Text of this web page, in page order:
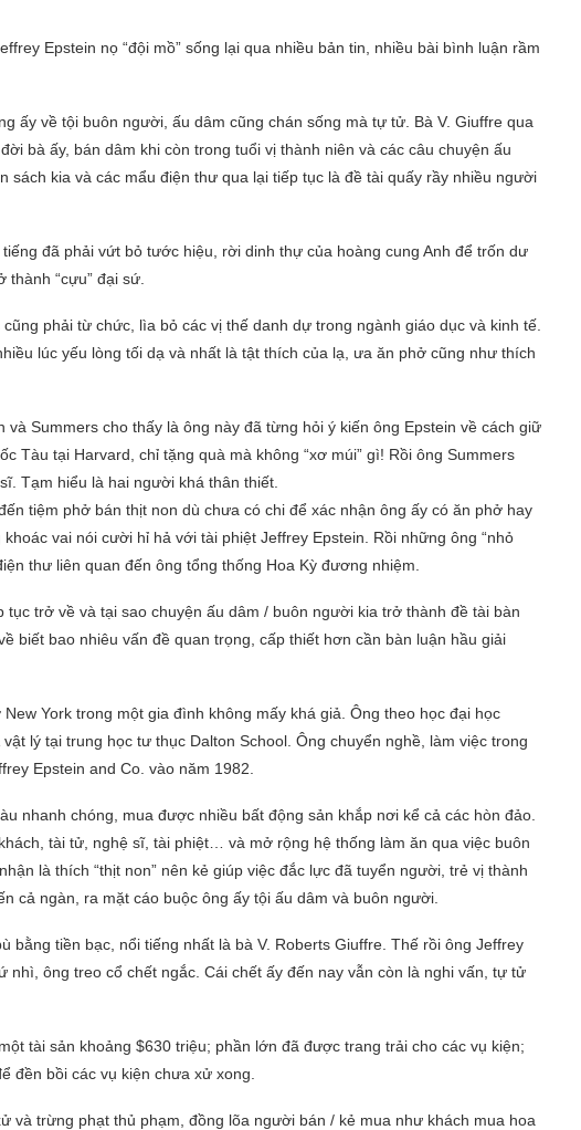
Epstein nọ “đội mồ” sống lại qua nhiều bản tin, nhiều bài bình luận rầm
ấy về tội buôn người, ấu dâm cũng chán sống mà tự tử. Bà V. Giuffre qua
bà ấy, bán dâm khi còn trong tuổi vị thành niên và các câu chuyện ấu
sách kia và các mẩu điện thư qua lại tiếp tục là đề tài quấy rầy nhiều người
đã phải vứt bỏ tước hiệu, rời dinh thự của hoàng cung Anh để trốn dư
“cựu” đại sứ.
phải từ chức, lìa bỏ các vị thế danh dự trong ngành giáo dục và kinh tế.
lúc yếu lòng tối dạ và nhất là tật thích của lạ, ưa ăn phở cũng như thích
Summers cho thấy là ông này đã từng hỏi ý kiến ông Epstein về cách giữ
Tàu tại Harvard, chỉ tặng quà mà không “xơ múi” gì! Rồi ông Summers
Tạm hiểu là hai người khá thân thiết.
tiệm phở bán thịt non dù chưa có chi để xác nhận ông ấy có ăn phở hay
vai nói cười hỉ hả với tài phiệt Jeffrey Epstein. Rồi những ông “nhỏ
thư liên quan đến ông tổng thống Hoa Kỳ đương nhiệm.
tục trở về và tại sao chuyện ấu dâm / buôn người kia trở thành đề tài bàn
biết bao nhiêu vấn đề quan trọng, cấp thiết hơn cần bàn luận hầu giải
York trong một gia đình không mấy khá giả. Ông theo học đại học
lý tại trung học tư thục Dalton School. Ông chuyển nghề, làm việc trong
Epstein and Co. vào năm 1982.
nhanh chóng, mua được nhiều bất động sản khắp nơi kể cả các hòn đảo.
tài tử, nghệ sĩ, tài phiệt… và mở rộng hệ thống làm ăn qua việc buôn
là thích “thịt non” nên kẻ giúp việc đắc lực đã tuyển người, trẻ vị thành
cả ngàn, ra mặt cáo buộc ông ấy tội ấu dâm và buôn người.
bằng tiền bạc, nổi tiếng nhất là bà V. Roberts Giuffre. Thế rồi ông Jeffrey
nhì, ông treo cổ chết ngắc. Cái chết ấy đến nay vẫn còn là nghi vấn, tự tử
tài sản khoảng $630 triệu; phần lớn đã được trang trải cho các vụ kiện;
đền bồi các vụ kiện chưa xử xong.
và trừng phạt thủ phạm, đồng lõa người bán / kẻ mua như khách mua hoa